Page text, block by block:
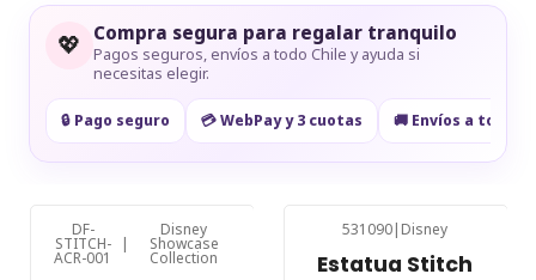
💖 Compra segura para regalar tranquilo
Pagos seguros, envíos a todo Chile y ayuda si
necesitas elegir.
🔒 Pago seguro 💳 WebPay y 3 cuotas 🚚 Envíos a todo
-30%OFF
DF-
STITCH-
ACR-001
|
Disney
Showcase
Collection
531090| Disney
Estatua Stitch